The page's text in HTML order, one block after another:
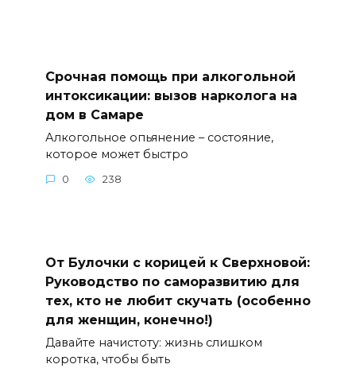
Срочная помощь при алкогольной
интоксикации: вызов нарколога на
дом в Самаре
Алкогольное опьянение – состояние,
которое может быстро
0 238
От Булочки с корицей к Сверхновой:
Руководство по саморазвитию для
тех, кто не любит скучать (особенно
для женщин, конечно!)
Давайте начистоту: жизнь слишком
коротка, чтобы быть